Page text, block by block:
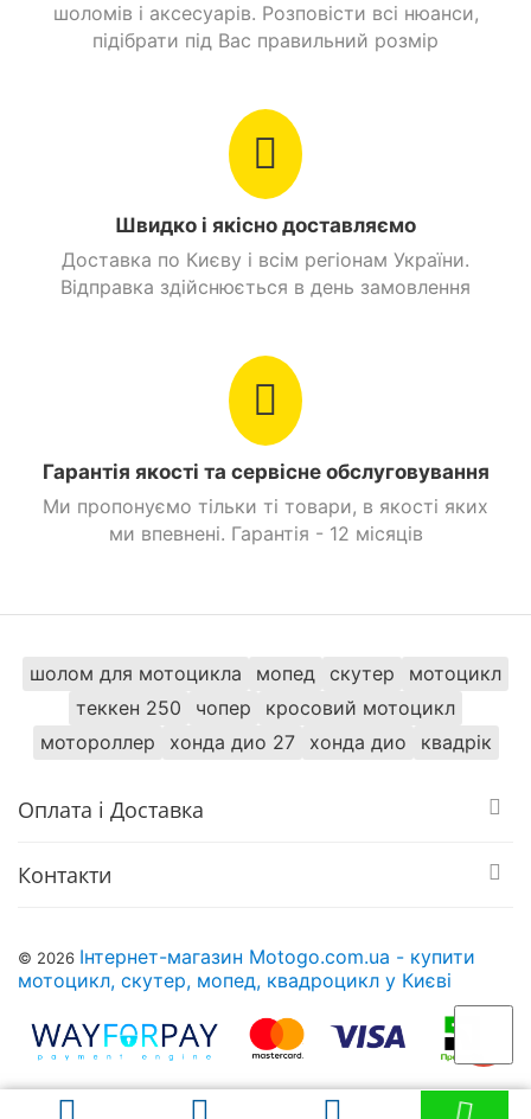
шоломів і аксесуарів. Розповісти всі нюанси,
підібрати під Вас правильний розмір
Швидко і якісно доставляємо
Доставка по Києву і всім регіонам України.
Відправка здійснюється в день замовлення
Гарантія якості та сервісне обслуговування
Ми пропонуємо тільки ті товари, в якості яких
ми впевнені. Гарантія - 12 місяців
шолом для мотоцикла мопед скутер
мотоцикл
теккен 250
чопер
кросовий мотоцикл
мотороллер
хонда дио 27 хонда дио квадрік
Оплата і Доставка
Контакти
© 2026 Інтернет-магазин Motogo.com.ua - купити
мотоцикл, скутер, мопед, квадроцикл у Києві